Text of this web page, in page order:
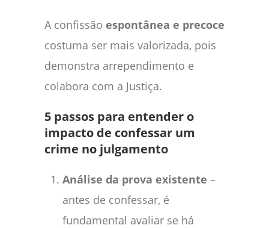
A confissão espontânea e precoce
costuma ser mais valorizada, pois
demonstra arrependimento e
colabora com a Justiça.
5 passos para entender o
impacto de confessar um
crime no julgamento
Análise da prova existente –
antes de confessar, é
fundamental avaliar se há